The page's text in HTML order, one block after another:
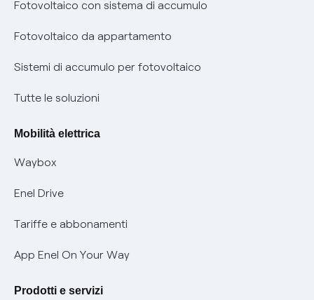
Parental Control – Navigazione sicura
Informazioni precontrattuali prodotti e servizi
Condizioni generali di contratto prodotti e servizi
prescrizione
Remit
Certificazioni
Nuove regole europee per la protezione dei dati
Offerte Placet non vulnerabili
Offerta Tutela Vulnerabilità Gas
Mobilità Elettrica
Phishing e truffe online
Verifica chi ti ha chiamato
Fotovoltaico con sistema di accumulo
Fotovoltaico da appartamento
Sistemi di accumulo per fotovoltaico
Tutte le soluzioni
Mobilità elettrica
Waybox
Enel Drive
Tariffe e abbonamenti
App Enel On Your Way
Prodotti e servizi